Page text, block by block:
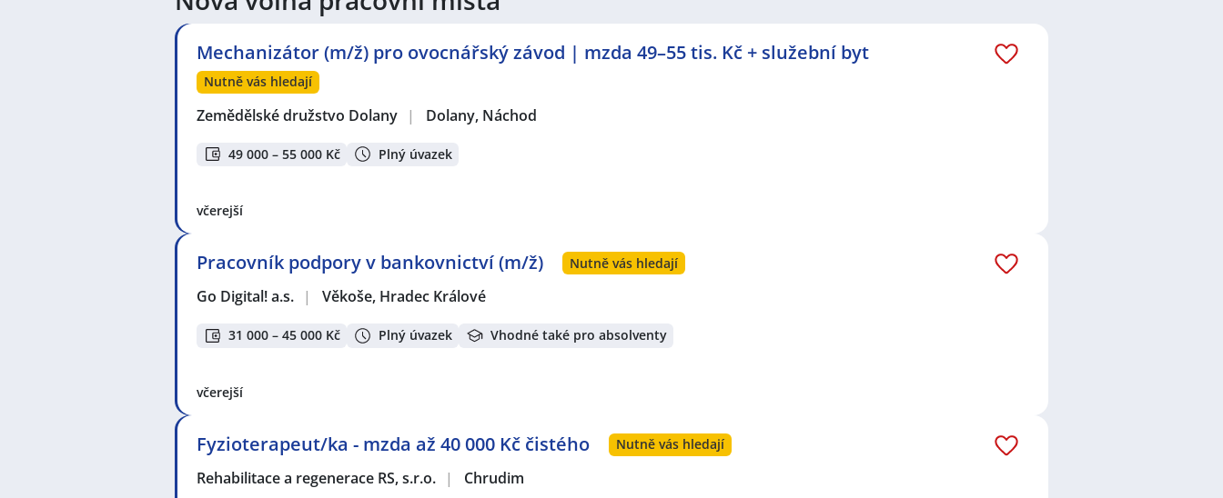
Mechanizátor (m/ž) pro ovocnářský závod | mzda 49–55 tis. Kč + služební byt
Nutně vás hledají
Zemědělské družstvo Dolany | Dolany, Náchod
49 000 – 55 000 Kč Plný úvazek
včerejší
Pracovník podpory v bankovnictví (m/ž) Nutně vás hledají
Go Digital! a.s. | Věkoše, Hradec Králové
31 000 – 45 000 Kč Plný úvazek Vhodné také pro absolventy
včerejší
Fyzioterapeut/ka - mzda až 40 000 Kč čistého Nutně vás hledají
Rehabilitace a regenerace RS, s.r.o. | Chrudim